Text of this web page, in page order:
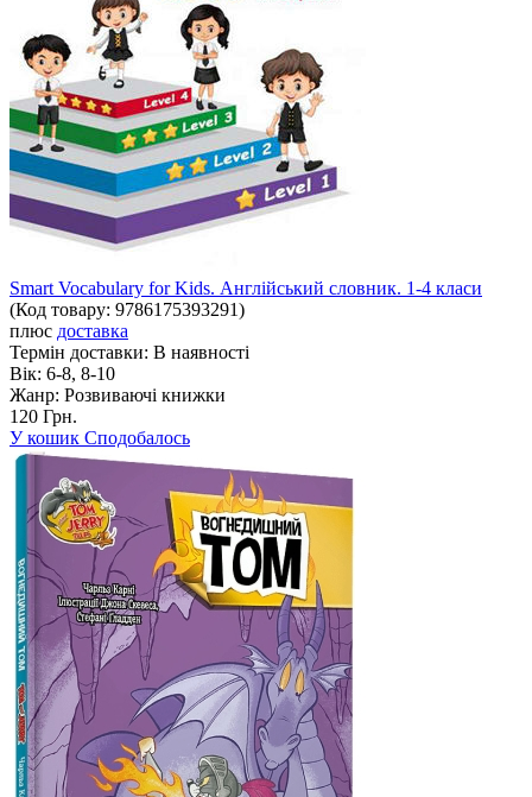
Smart Vocabulary for Kids. Англійський словник. 1-4 класи
(Код товару: 9786175393291)
плюс доставка
Термін доставки: В наявності
Вік: 6-8, 8-10
Жанр: Розвиваючі книжки
120 Грн.
У кошик Сподобалось